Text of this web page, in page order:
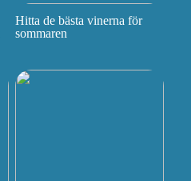
Hitta de bästa vinerna för
sommaren